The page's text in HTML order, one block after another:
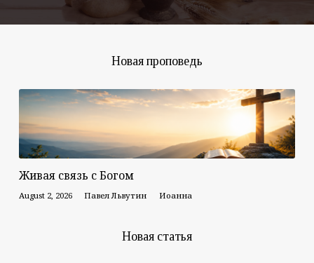
Новая проповедь
Живая связь с Богом
August 2, 2026 Павел Львутин Иоанна
Новая статья